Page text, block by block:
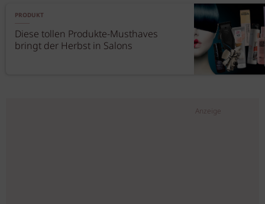
PRODUKT
Diese tollen Produkte-Musthaves
bringt der Herbst in Salons
Anzeige